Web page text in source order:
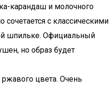
карандаш и молочного
сочетается с классическими
шпильке. Официальный
но образ будет
цвета. Очень